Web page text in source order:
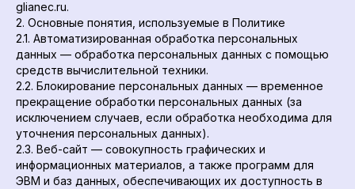
glianec.ru.
2. Основные понятия, используемые в Политике
2.1. Автоматизированная обработка персональных
данных — обработка персональных данных с помощью
средств вычислительной техники.
2.2. Блокирование персональных данных — временное
прекращение обработки персональных данных (за
исключением случаев, если обработка необходима для
уточнения персональных данных).
2.3. Веб-сайт — совокупность графических и
информационных материалов, а также программ для
ЭВМ и баз данных, обеспечивающих их доступность в